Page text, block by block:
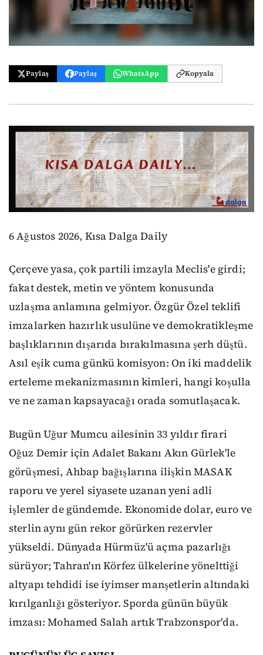
Paylaş Paylaş WhatsApp Kopyala
6 Ağustos 2026, Kısa Dalga Daily
Çerçeve yasa, çok partili imzayla Meclis'e girdi;
fakat destek, metin ve yöntem konusunda
uzlaşma anlamına gelmiyor. Özgür Özel teklifi
imzalarken hazırlık usulüne ve demokratikleşme
başlıklarının dışarıda bırakılmasına şerh düştü.
Asıl eşik cuma günkü komisyon: On iki maddelik
erteleme mekanizmasının kimleri, hangi koşulla
ve ne zaman kapsayacağı orada somutlaşacak.
Bugün Uğur Mumcu ailesinin 33 yıldır firari
Oğuz Demir için Adalet Bakanı Akın Gürlek'le
görüşmesi, Ahbap bağışlarına ilişkin MASAK
raporu ve yerel siyasete uzanan yeni adli
işlemler de gündemde. Ekonomide dolar, euro ve
sterlin aynı gün rekor görürken rezervler
yükseldi. Dünyada Hürmüz'ü açma pazarlığı
sürüyor; Tahran'ın Körfez ülkelerine yönelttiği
altyapı tehdidi ise iyimser manşetlerin altındaki
kırılganlığı gösteriyor. Sporda günün büyük
imzası: Mohamed Salah artık Trabzonspor'da.